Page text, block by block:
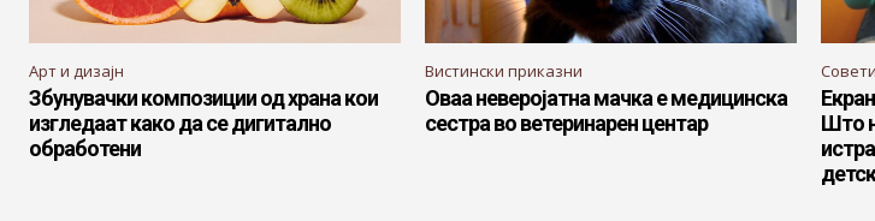
Арт и дизајн
Збунувачки композиции од храна кои
изгледаат како да се дигитално
обработени
Вистински приказни
Оваа неверојатна мачка е медицинска
сестра во ветеринарен центар
Совети
Што